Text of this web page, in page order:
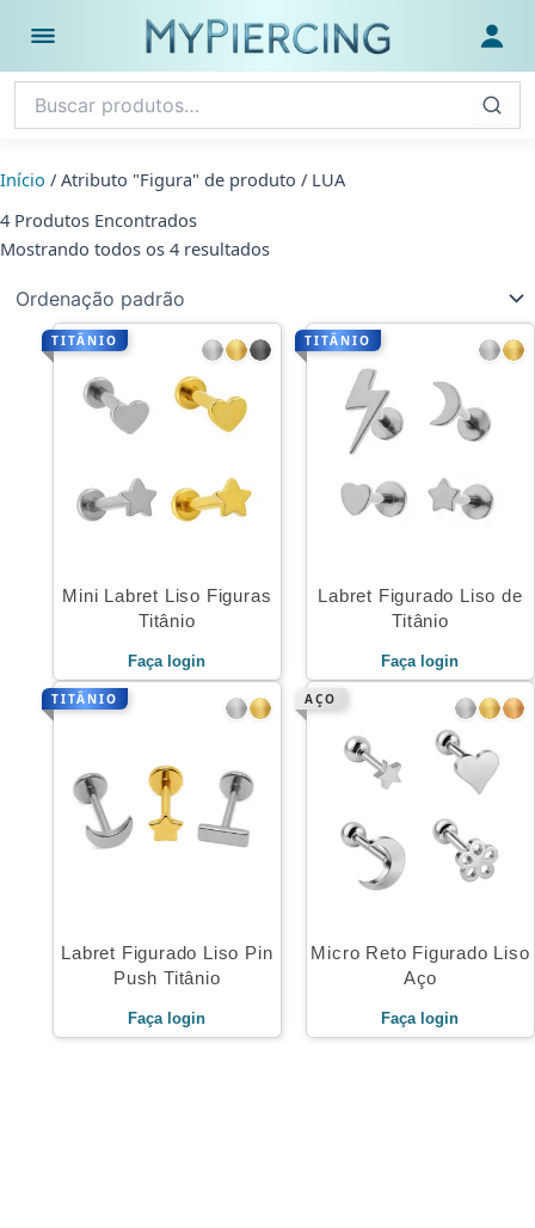
Abrir menu
para
o
conteúdo
Início / Atributo "Figura" de produto / LUA
4 Produtos Encontrados
Mostrando todos os 4 resultados
TITÂNIO
Mini Labret Liso Figuras
Titânio
Faça login
TITÂNIO
Labret Figurado Liso de
Titânio
Faça login
TITÂNIO
Labret Figurado Liso Pin
Push Titânio
Faça login
AÇO
Micro Reto Figurado Liso
Aço
Faça login